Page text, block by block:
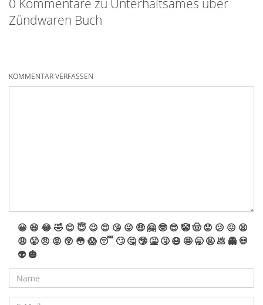
0 Kommentare zu Unterhaltsames über
Zündwaren Buch
KOMMENTAR VERFASSEN
😀 😆 😂🤣 😊 😇 😉 😍 😘 😜 🤑 🤗 🤓 😎 🤡🤠 😟 😕 😖 😫
😩 😤 😠 😡 😲 😳 😱 😴 🙄 🤔 🤥 🤮 🤧 😷 🤩 🥱 🤬 💩 👻 💀
👽 🎃